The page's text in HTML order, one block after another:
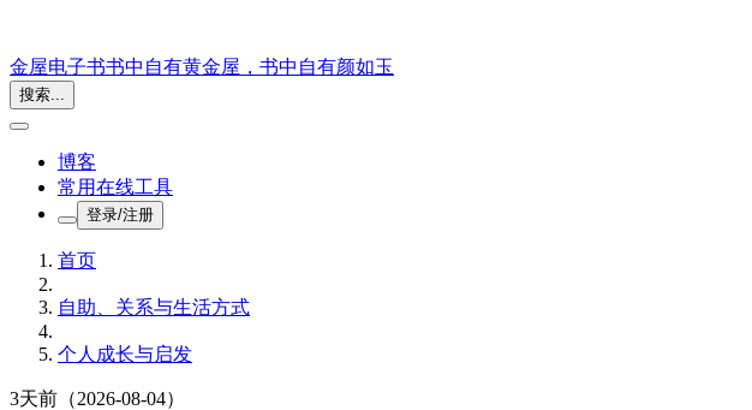
金屋电子书书中自有黄金屋，书中自有颜如玉
搜索...
博客
常用在线工具
登录/注册
首页
自助、关系与生活方式
个人成长与启发
3天前 （2026-08-04）